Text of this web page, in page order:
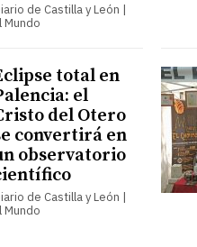
de Castilla y León |
Mundo
total en
el
del Otero
convertirá en
observatorio
de Castilla y León |
Mundo